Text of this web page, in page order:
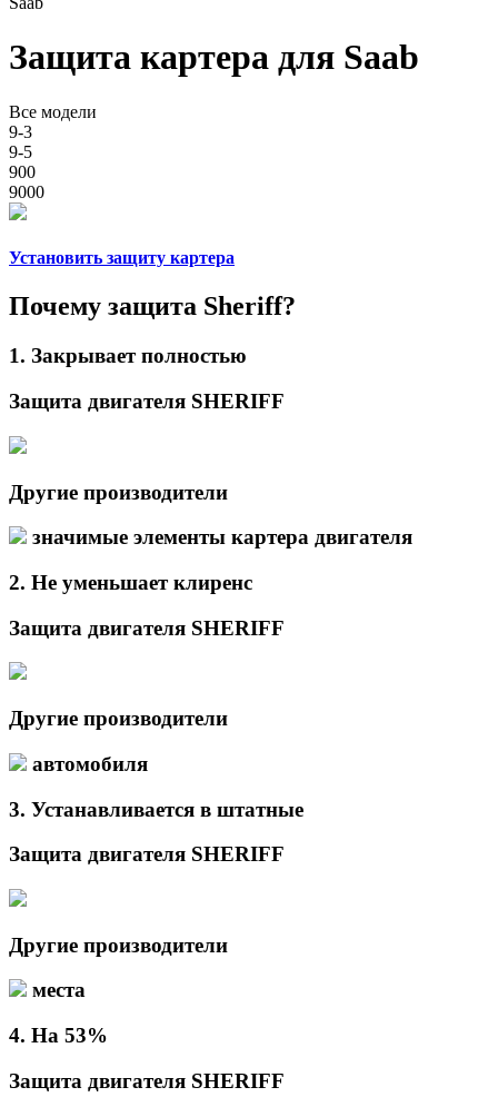
Защита картера для Saab
Все модели
9-3
9-5
900
9000
Установить защиту картера
Почему защита Sheriff?
1. Закрываетполностью
Защита двигателя SHERIFF
Другие производители
значимые элементы картера двигателя
2. Не уменьшаетклиренс
Защита двигателя SHERIFF
Другие производители
автомобиля
3. Устанавливается в штатные
Защита двигателя SHERIFF
Другие производители
места
4. На 53%
Защита двигателя SHERIFF